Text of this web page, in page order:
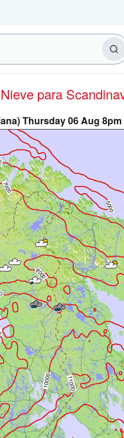
para
Thursday 06 Aug 8pm